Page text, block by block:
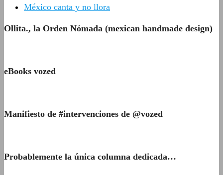
México canta y no llora
Ollita., la Orden Nómada (mexican handmade design)
eBooks vozed
Manifiesto de #intervenciones de @vozed
Probablemente la única columna dedicada…